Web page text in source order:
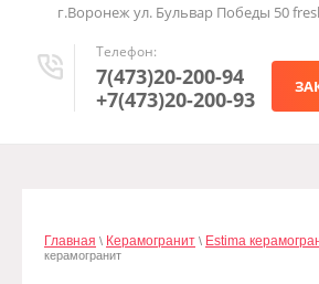
г.Воронеж ул. Бульвар Победы 50
Телефон:
7(473)20-200-94
+7(473)20-200-93
Главная \ Керамогранит \ Estima
керамогранит